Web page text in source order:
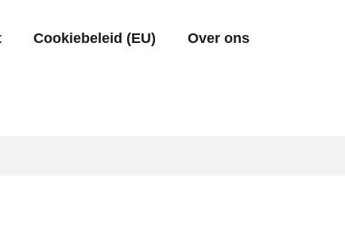
Cookiebeleid (EU) Over ons